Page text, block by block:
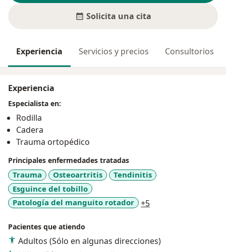
Solicita una cita
Experiencia Servicios y precios Consultorios
Experiencia
Especialista en:
Rodilla
Cadera
Trauma ortopédico
Principales enfermedades tratadas
Trauma Osteoartritis
Tendinitis
Esguince del tobillo
Patología del manguito rotador
+5
Pacientes que atiendo
Adultos (Sólo en algunas direcciones)